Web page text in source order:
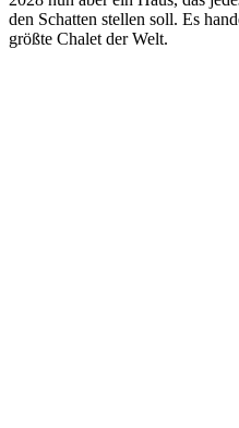
den Schatten stellen soll. Es
größte Chalet der Welt.